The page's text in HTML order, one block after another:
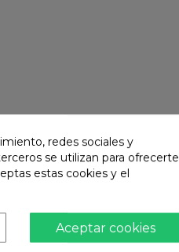
redes sociales y
se utilizan para ofrecerte
estas cookies y el
Aceptar cookies